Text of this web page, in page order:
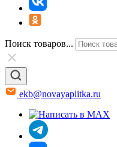
Поиск товаров...
ekb@novayaplitka.ru